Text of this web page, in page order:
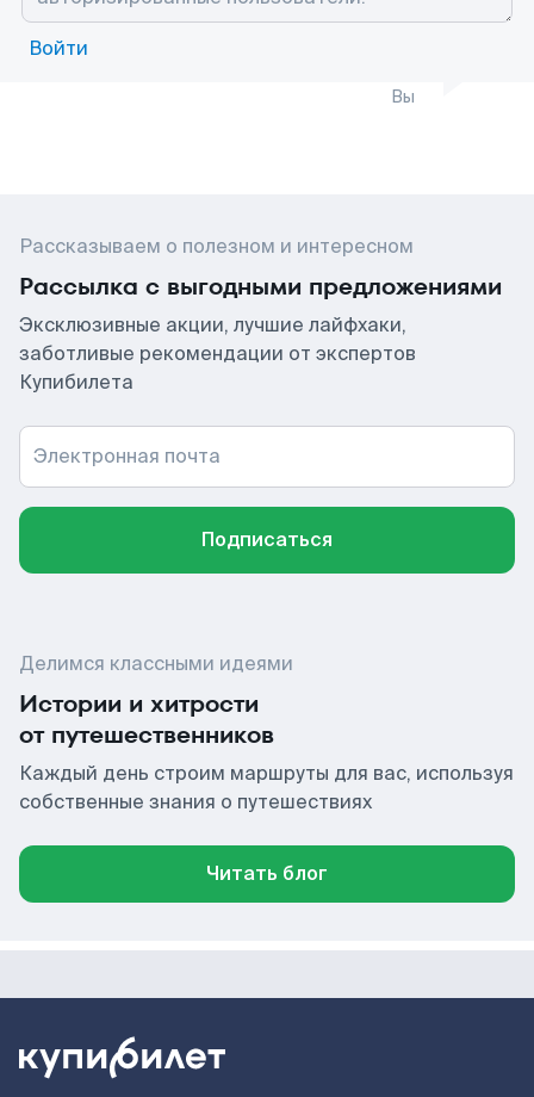
Войти
Вы
Рассказываем о полезном и интересном
Рассылка с выгодными предложениями
Эксклюзивные акции, лучшие лайфхаки,
заботливые рекомендации от экспертов
Купибилета
Электронная почта
Подписаться
Делимся классными идеями
Истории и хитрости
от путешественников
Каждый день строим маршруты для вас, используя
собственные знания о путешествиях
Читать блог